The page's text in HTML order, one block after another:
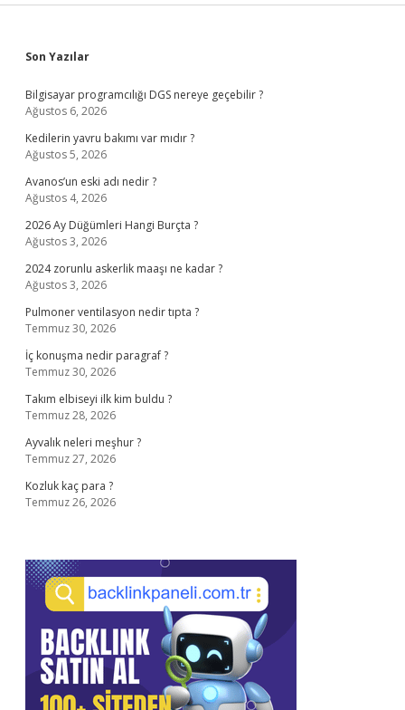
Sidebar
Son Yazılar
Bilgisayar programcılığı DGS nereye geçebilir ?
Ağustos 6, 2026
Kedilerin yavru bakımı var mıdır ?
Ağustos 5, 2026
Avanos’un eski adı nedir ?
Ağustos 4, 2026
2026 Ay Düğümleri Hangi Burçta ?
Ağustos 3, 2026
2024 zorunlu askerlik maaşı ne kadar ?
Ağustos 3, 2026
Pulmoner ventilasyon nedir tıpta ?
Temmuz 30, 2026
İç konuşma nedir paragraf ?
Temmuz 30, 2026
Takım elbiseyi ilk kim buldu ?
Temmuz 28, 2026
Ayvalık neleri meşhur ?
Temmuz 27, 2026
Kozluk kaç para ?
Temmuz 26, 2026